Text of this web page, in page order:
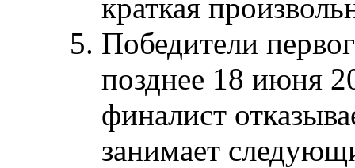
краткая
Победители
позднее 18 июня
финалист
занимает